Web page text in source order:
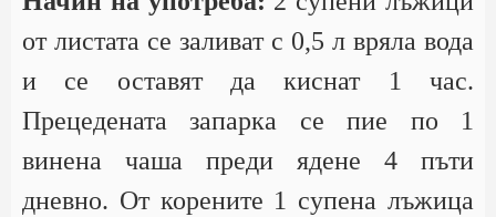
от листата се заливат с 0,5 л вряла вода
и се оставят да киснат 1 час.
Прецедената запарка се пие по 1
винена чаша преди ядене 4 пъти
дневно. От корените 1 супена лъжица